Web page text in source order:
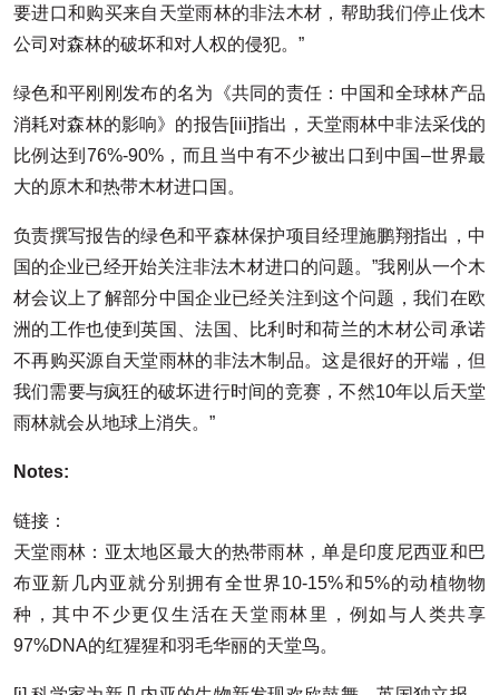
要进口和购买来自天堂雨林的非法木材，帮助我们停止伐木
公司对森林的破坏和对人权的侵犯。”
绿色和平刚刚发布的名为《共同的责任：中国和全球林产品
消耗对森林的影响》的报告[iii]指出，天堂雨林中非法采伐的
比例达到76%-90%，而且当中有不少被出口到中国–世界最
大的原木和热带木材进口国。
负责撰写报告的绿色和平森林保护项目经理施鹏翔指出，中
国的企业已经开始关注非法木材进口的问题。”我刚从一个木
材会议上了解部分中国企业已经关注到这个问题，我们在欧
洲的工作也使到英国、法国、比利时和荷兰的木材公司承诺
不再购买源自天堂雨林的非法木制品。这是很好的开端，但
我们需要与疯狂的破坏进行时间的竞赛，不然10年以后天堂
雨林就会从地球上消失。”
Notes:
链接：
天堂雨林：亚太地区最大的热带雨林，单是印度尼西亚和巴
布亚新几内亚就分别拥有全世界10-15%和5%的动植物物
种，其中不少更仅生活在天堂雨林里，例如与人类共享
97%DNA的红猩猩和羽毛华丽的天堂鸟。